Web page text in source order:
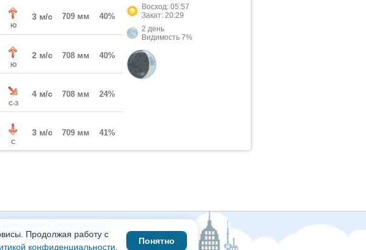
Ю
3 м/с 709 мм 40%
Ю
2 м/с 708 мм 40%
С-З
4 м/с 708 мм 24%
С
3 м/с 709 мм 41%
Восход: 05:57
Закат: 20:29
2 день
Видимость 7%
конфиденциальности
Продолжая работу с
конфиденциальности
Понятно